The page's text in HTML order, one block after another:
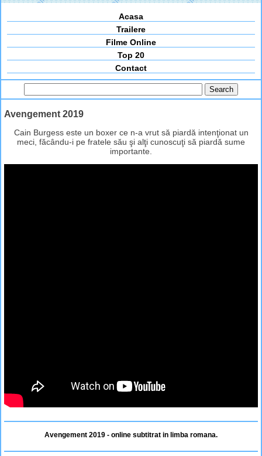
Acasa
Trailere
Filme Online
Top 20
Contact
Avengement 2019
Cain Burgess este un boxer ce n-a vrut să piardă intenţionat un
meci, făcându-i pe fratele său şi alţi cunoscuţi să piardă sume
importante.
Avengement 2019 - online subtitrat in limba romana.